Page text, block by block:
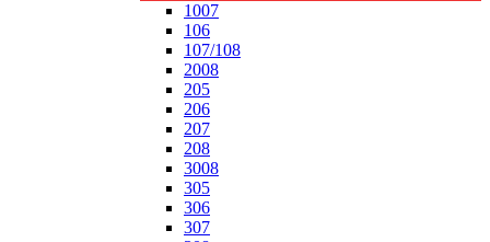
1007
106
107/108
2008
205
206
207
208
3008
305
306
307